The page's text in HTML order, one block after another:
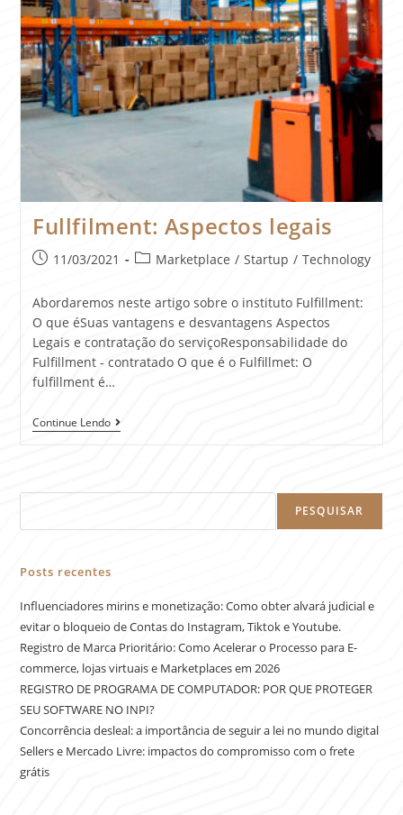
Fullfilment: Aspectos legais
11/03/2021 Marketplace / Startup / Technology
Abordaremos neste artigo sobre o instituto Fulfillment:
O que éSuas vantagens e desvantagens Aspectos
Legais e contratação do serviçoResponsabilidade do
Fulfillment - contratado O que é o Fulfillmet: O
fulfillment é…
Continue Lendo
PESQUISAR
Posts recentes
Influenciadores mirins e monetização: Como obter alvará judicial e
evitar o bloqueio de Contas do Instagram, Tiktok e Youtube.
Registro de Marca Prioritário: Como Acelerar o Processo para E-
commerce, lojas virtuais e Marketplaces em 2026
REGISTRO DE PROGRAMA DE COMPUTADOR: POR QUE PROTEGER
SEU SOFTWARE NO INPI?
Concorrência desleal: a importância de seguir a lei no mundo digital
Sellers e Mercado Livre: impactos do compromisso com o frete
grátis